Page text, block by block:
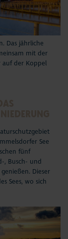
Das jährliche
mit der
auf der Koppel
See
fünf
, Busch- und
genießen. Dieser
Sees, wo sich